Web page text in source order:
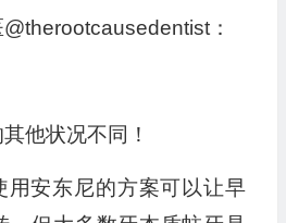
：
他状况不同！
用安东尼的方案可以让早